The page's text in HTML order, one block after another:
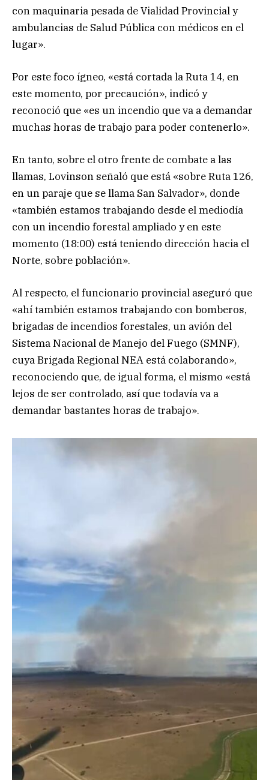
con maquinaria pesada de Vialidad Provincial y
ambulancias de Salud Pública con médicos en el
lugar».
Por este foco ígneo, «está cortada la Ruta 14, en
este momento, por precaución», indicó y
reconoció que «es un incendio que va a demandar
muchas horas de trabajo para poder contenerlo».
En tanto, sobre el otro frente de combate a las
llamas, Lovinson señaló que está «sobre Ruta 126,
en un paraje que se llama San Salvador», donde
«también estamos trabajando desde el mediodía
con un incendio forestal ampliado y en este
momento (18:00) está teniendo dirección hacia el
Norte, sobre población».
Al respecto, el funcionario provincial aseguró que
«ahí también estamos trabajando con bomberos,
brigadas de incendios forestales, un avión del
Sistema Nacional de Manejo del Fuego (SMNF),
cuya Brigada Regional NEA está colaborando»,
reconociendo que, de igual forma, el mismo «está
lejos de ser controlado, así que todavía va a
demandar bastantes horas de trabajo».